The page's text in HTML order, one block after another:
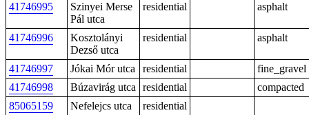
41746995
Szinyei Merse
Pál utca
residential asphalt
41746996
Kosztolányi
Dezső utca
residential asphalt
41746997 Jókai Mór utca residential
fine_gravel
41746998
Búzavirág utca residential
compacted
85065159
Nefelejcs utca
residential